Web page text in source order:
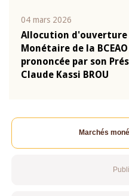
04 mars 2026
Allocution
Monétaire de la
prononcée par son
Claude Kassi BROU
Marchés